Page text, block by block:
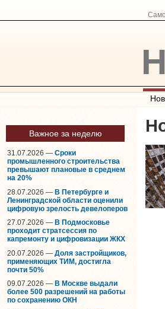
Важное за неделю
31.07.2026 — Сроки
промышленного строительства
превышают плановые в среднем
на 20%
28.07.2026 — В Петербурге и
Ленинградской области оценили
цифровую зрелость девелоперов
27.07.2026 — В Подмосковье
проходит стратсессия по
капремонту и цифровизации ЖКХ
20.07.2026 — Доля застройщиков,
применяющих ТИМ, достигла
почти 50%
09.07.2026 — В Москве выдали
более 500 разрешений на работы
по сохранению ОКН